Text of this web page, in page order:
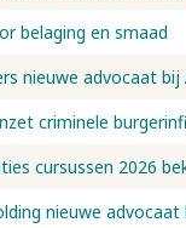
belaging en smaad
nieuwe advocaat bij
criminele
cursussen 2026
nieuwe advocaat